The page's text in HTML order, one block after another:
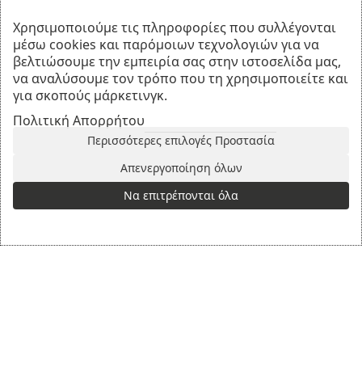
Διεύθυνση:
Γιώργος: +30 697 165 7869
Στέλιος: +30 694 601 8470
Email: info@thesharpcook.com
Αριθμός Γ.Ε.ΜΗ.:156955307000
Πληροφορίες
Επικοινωνία
Υπηρεσίες Ακονίσματος
Τρόποι Πληρωμής
Χρησιμοποιούμε τις πληροφορίες που συλλέγονται
μέσω cookies και παρόμοιων τεχνολογιών για να
βελτιώσουμε την εμπειρία σας στην ιστοσελίδα μας,
να αναλύσουμε τον τρόπο που τη χρησιμοποιείτε και
για σκοπούς μάρκετινγκ.
Πολιτική Απορρήτου
Περισσότερες επιλογές Προστασία
Απενεργοποίηση όλων
Να επιτρέπονται όλα